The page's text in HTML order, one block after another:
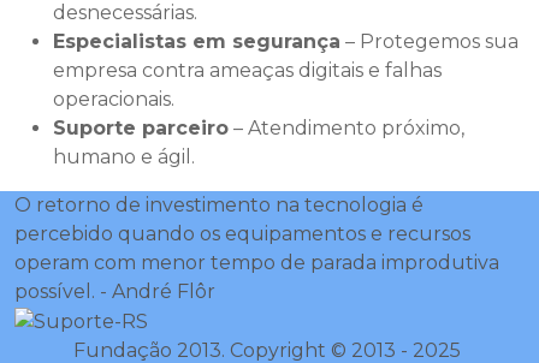
desnecessárias.
Especialistas em segurança – Protegemos sua
empresa contra ameaças digitais e falhas
operacionais.
Suporte parceiro – Atendimento próximo,
humano e ágil.
O retorno de investimento na tecnologia é
percebido quando os equipamentos e recursos
operam com menor tempo de parada improdutiva
possível. - André Flôr
Fundação 2013. Copyright © 2013 - 2025